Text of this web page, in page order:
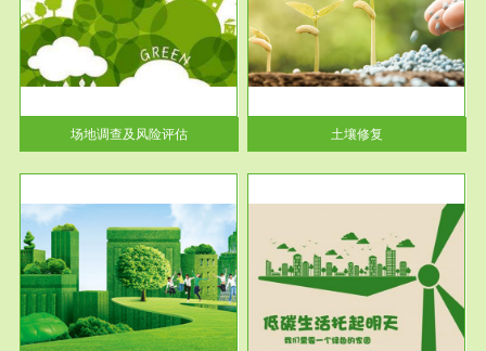
场地调查及风险评估
土壤修复
土壤修复
服务范围
废气处理工程